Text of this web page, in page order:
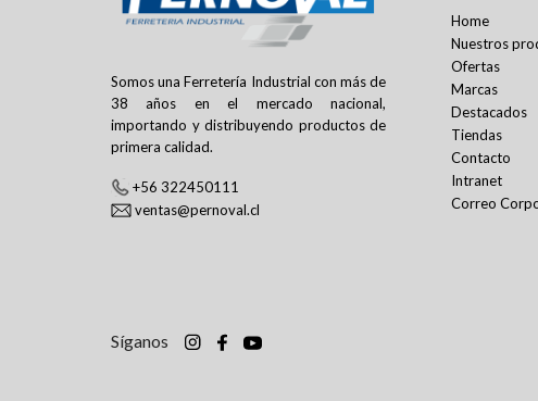
Somos una Ferretería Industrial con más de
38 años en el mercado nacional,
importando y distribuyendo productos de
primera calidad.
+56 322450111
ventas@pernoval.cl
Síganos
Home
Nuestros
Ofertas
Marcas
Destacados
Tiendas
Contacto
Intranet
Correo